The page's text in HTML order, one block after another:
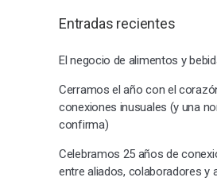
Entradas recientes
El negocio de alimentos y
Cerramos el año con el
conexiones inusuales (y una
confirma)
Celebramos 25 años de
entre aliados, colaboradores y